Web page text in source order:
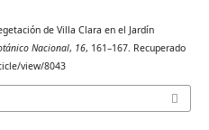
de Villa Clara en el Jardín
Nacional, 16, 161–167. Recuperado
view/8043